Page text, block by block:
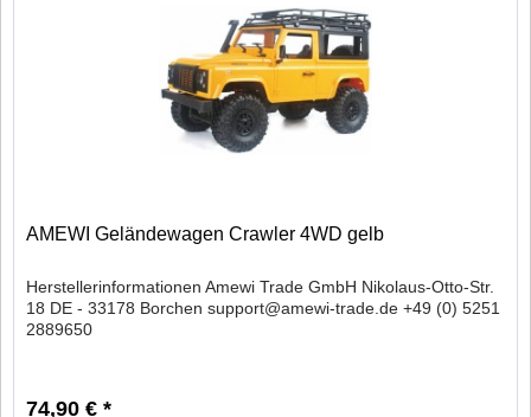
AMEWI Geländewagen Crawler 4WD gelb
Herstellerinformationen Amewi Trade GmbH Nikolaus-Otto-Str.
18 DE - 33178 Borchen support@amewi-trade.de +49 (0) 5251
2889650
74,90 € *